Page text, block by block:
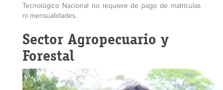
Tecnológico Nacional no requiere de pago de matrículas
ni mensualidades.
Sector Agropecuario y
Forestal